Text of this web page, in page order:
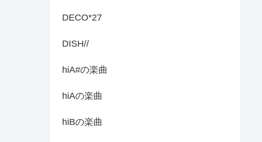
DECO*27
DISH//
hiA#の楽曲
hiAの楽曲
hiBの楽曲